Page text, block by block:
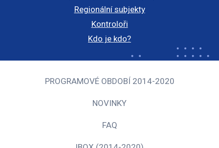
Regionální subjekty
Kontroloři
Kdo je kdo?
PROGRAMOVÉ OBDOBÍ 2014-2020
NOVINKY
FAQ